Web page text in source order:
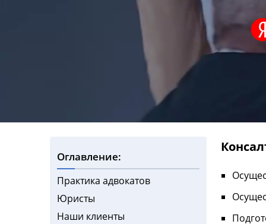
Оглавление:
Практика адвокатов
Юристы
Наши клиенты